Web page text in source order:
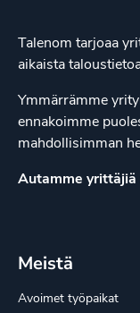
Talenom tarjoaa
aikaista
Ymmärrämme
ennakoimme
mahdollisimman
Autamme yrittäjiä
Meistä
Avoimet työpaikat